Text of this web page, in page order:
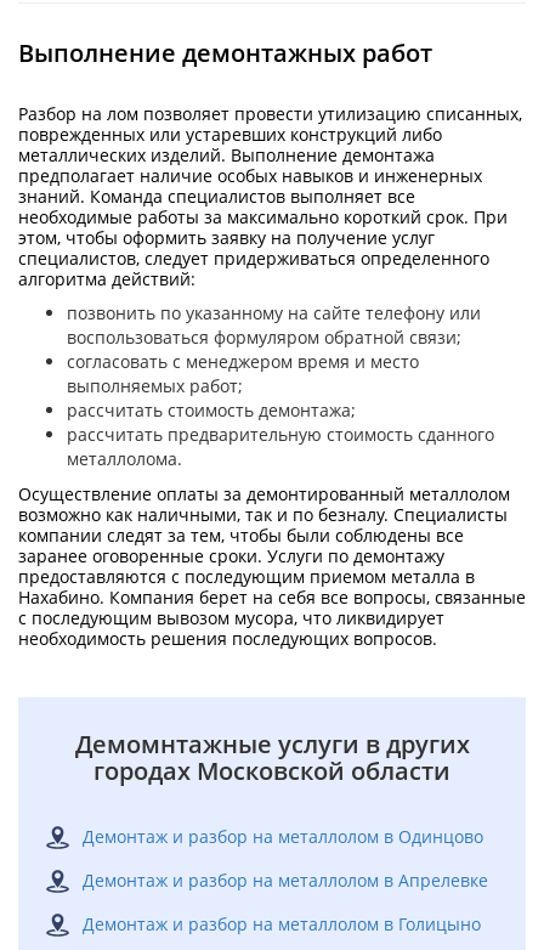
Выполнение демонтажных работ
Разбор на лом позволяет провести утилизацию списанных,
поврежденных или устаревших конструкций либо
металлических изделий. Выполнение демонтажа
предполагает наличие особых навыков и инженерных
знаний. Команда специалистов выполняет все
необходимые работы за максимально короткий срок. При
этом, чтобы оформить заявку на получение услуг
специалистов, следует придерживаться определенного
алгоритма действий:
позвонить по указанному на сайте телефону или
воспользоваться формуляром обратной связи;
согласовать с менеджером время и место
выполняемых работ;
рассчитать стоимость демонтажа;
рассчитать предварительную стоимость сданного
металлолома.
Осуществление оплаты за демонтированный металлолом
возможно как наличными, так и по безналу. Специалисты
компании следят за тем, чтобы были соблюдены все
заранее оговоренные сроки. Услуги по демонтажу
предоставляются с последующим приемом металла в
Нахабино. Компания берет на себя все вопросы, связанные
с последующим вывозом мусора, что ликвидирует
необходимость решения последующих вопросов.
Демомнтажные услуги в других
городах Московской области
Демонтаж и разбор на металлолом в Одинцово
Демонтаж и разбор на металлолом в Апрелевке
Демонтаж и разбор на металлолом в Голицыно